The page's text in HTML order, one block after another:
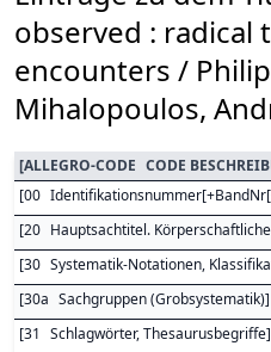
observed : radical
encounters /
Mihalopoulos,
[ALLEGRO-CODE CODE
[00
[20 Hauptsachtitel.
[30 Systematik-Notationen,
[30a Sachgruppen (Grobsystematik)]
[31 Schlagwörter, Thesaurusbegriffe]